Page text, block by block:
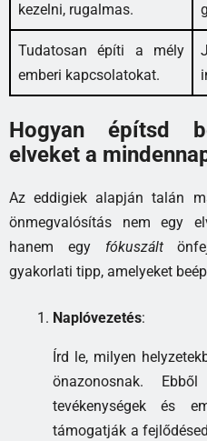
kezelni, rugalmas.
Tudatosan építi a mély
emberi kapcsolatokat.
Hogyan építsd
elveket a
Az eddigiek alapján talán
önmegvalósítás nem egy
hanem egy fókuszált
gyakorlati tipp, amelyeket
Naplóvezetés:
Írd le, milyen
önazonosnak.
tevékenységek és
támogatják a